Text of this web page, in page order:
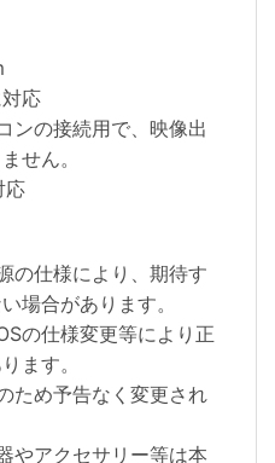
応
ンの接続用で、映像出
せん。
応
の仕様により、期待す
場合があります。
の仕様変更等により正
ます。
ため予告なく変更され
やアクセサリー等は本